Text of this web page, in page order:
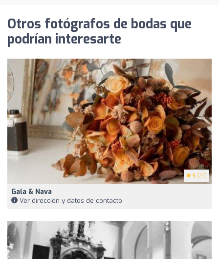
Otros fotógrafos de bodas que
podrían interesarte
5 (23)
Gala & Nava
Ver dirección y datos de contacto